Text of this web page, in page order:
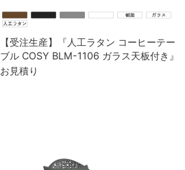
【受注生産】『人工ラタン コーヒーテー
ブル COSY BLM-1106 ガラス天板付き』
お見積り